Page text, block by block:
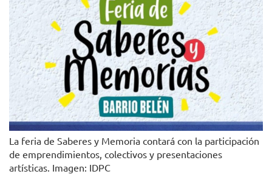
La feria de Saberes y Memoria contará con la participación
de emprendimientos, colectivos y presentaciones
artísticas. Imagen: IDPC